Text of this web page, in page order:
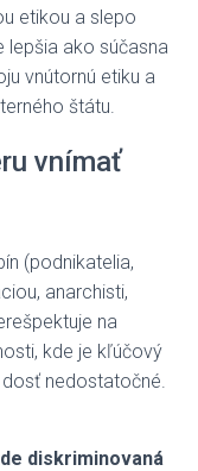
etikou a slepo
lepšia ako súčasna
vnútornú etiku a
štátu.
vnímať
(podnikatelia,
anarchisti,
na
kde je kľúčový
nedostatočné.
diskriminovaná